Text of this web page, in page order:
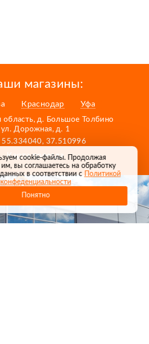
магазины:
Краснодар Уфа
область, д. Большое Толбино
ул. Дорожная, д. 1
55.334040, 37.510996
Карта проезда
cookie-файлы. Продолжая
им, вы соглашаетесь на обработку
в соответствии сПолитикой
конфеденциальности
Понятно